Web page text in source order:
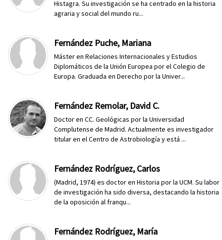
Histagra. Su investigación se ha centrado en la historia
agraria y social del mundo ru...
Fernández Puche, Mariana
Máster en Relaciones Internacionales y Estudios
Diplomáticos de la Unión Europea por el Colegio de
Europa. Graduada en Derecho por la Univer...
Fernández Remolar, David C.
Doctor en CC. Geológicas por la Universidad
Complutense de Madrid. Actualmente es investigador
titular en el Centro de Astrobiología y está ...
Fernández Rodríguez, Carlos
(Madrid, 1974) es doctor en Historia por la UCM. Su labor
de investigación ha sido diversa, destacando la historia
de la oposición al franqu...
Fernández Rodríguez, María